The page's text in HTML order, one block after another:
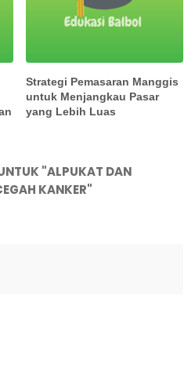
Strategi Pemasaran Manggis
untuk Menjangkau Pasar
yang Lebih Luas
"ALPUKAT DAN
KANKER"